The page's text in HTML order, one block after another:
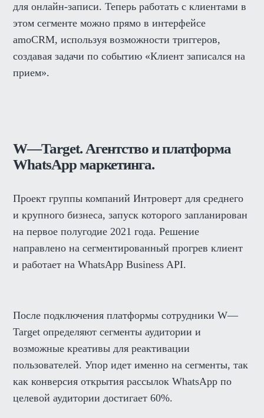
для онлайн-записи. Теперь работать с клиентами в
этом сегменте можно прямо в интерфейсе
amoCRM, используя возможности триггеров,
создавая задачи по событию «Клиент записался на
прием».
W—Target. Агентство и платформа
WhatsApp маркетинга.
Проект группы компаний Интроверт для среднего
и крупного бизнеса, запуск которого запланирован
на первое полугодие 2021 года. Решение
направлено на сегментированный прогрев клиент
и работает на WhatsApp Business API.
После подключения платформы сотрудники W—
Target определяют сегменты аудитории и
возможные креативы для реактивации
пользователей. Упор идет именно на сегменты, так
как конверсия открытия рассылок WhatsApp по
целевой аудитории достигает 60%.